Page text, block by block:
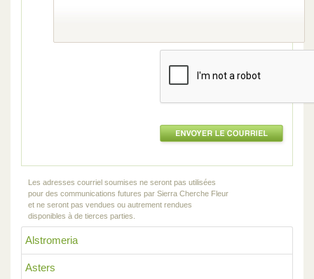
Alstromeria
Asters
Les adresses courriel soumises ne seront pas utilisées
pour des communications futures par Sierra Cherche Fleur
et ne seront pas vendues ou autrement rendues
disponibles à de tierces parties.